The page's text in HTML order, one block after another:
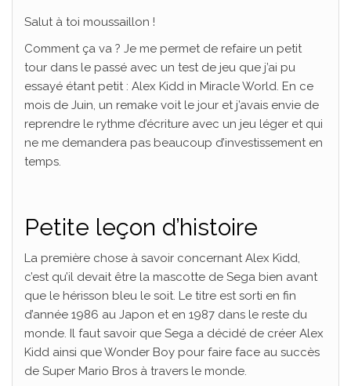
Salut à toi moussaillon !
Comment ça va ? Je me permet de refaire un petit
tour dans le passé avec un test de jeu que j’ai pu
essayé étant petit : Alex Kidd in Miracle World. En ce
mois de Juin, un remake voit le jour et j’avais envie de
reprendre le rythme d’écriture avec un jeu léger et qui
ne me demandera pas beaucoup d’investissement en
temps.
Petite leçon d’histoire
La première chose à savoir concernant Alex Kidd,
c’est qu’il devait être la mascotte de Sega bien avant
que le hérisson bleu le soit. Le titre est sorti en fin
d’année 1986 au Japon et en 1987 dans le reste du
monde. Il faut savoir que Sega a décidé de créer Alex
Kidd ainsi que Wonder Boy pour faire face au succès
de Super Mario Bros à travers le monde.